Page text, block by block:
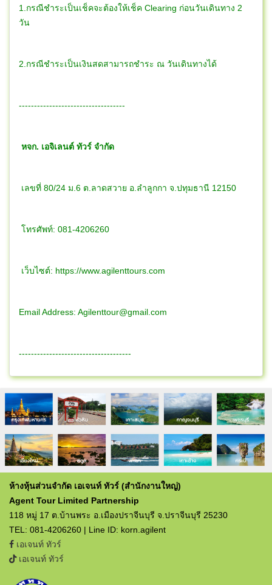
1.กรณีชำระเป็นเช็คจะต้องให้เช็ค Clearing ก่อนวันเดินทาง 2
วัน
2.กรณีชำระเป็นเงินสดสามารถชำระ ณ วันเดินทางได้
-----------------------------------
หจก. เอจิเลนต์ ทัวร์ จำกัด
เลขที่ 80/24 ม.6 ต.ลาดสวาย อ.ลำลูกกา จ.ปทุมธานี 12150
โทรศัพท์: 081-4206260
เว็บไซต์: https://www.agilenttours.com
Email Address: Agilenttour@gmail.com
-------------------------------------
ห้างหุ้นส่วนจำกัด เอเจนท์ ทัวร์ (สำนักงานใหญ่)
Agent Tour Limited Partnership
118 หมู่ 17 ต.บ้านพระ อ.เมืองปราจีนบุรี จ.ปราจีนบุรี 25230
TEL: 081-4206260 | Line ID: korn.agilent
เอเจนท์ ทัวร์
เอเจนท์ ทัวร์